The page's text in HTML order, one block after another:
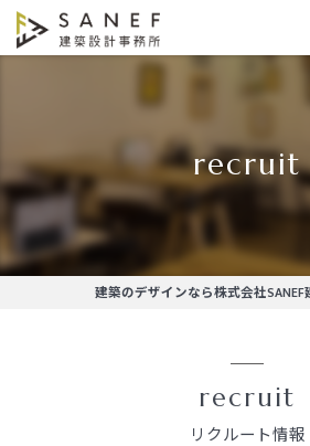
recruit
建築のデザインなら株式会社
リクルート情報
recruit